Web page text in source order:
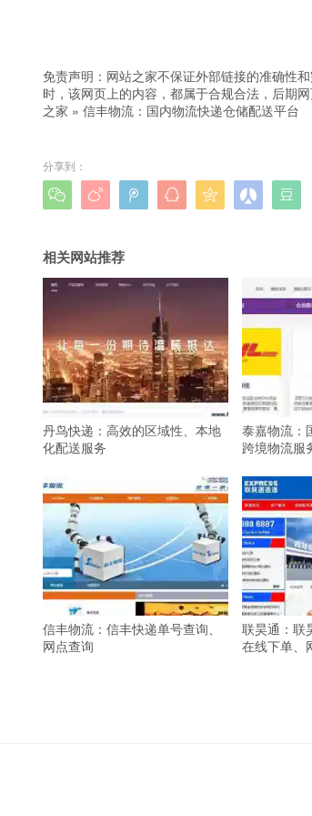
免责声明：网站之家不保证外部链接的准确性
时，该网页上的内容，都属于合规合法，后期
之家 » 信丰物流：国内物流快递仓储配送平台
分享到：
      
相关网站推荐
丹鸟快递：高效的区域性、本地
化配送服务
泰嘉物流：
跨境物流服
信丰物流：信丰快递单号查询、
网点查询
联昊通：联
在线下单、